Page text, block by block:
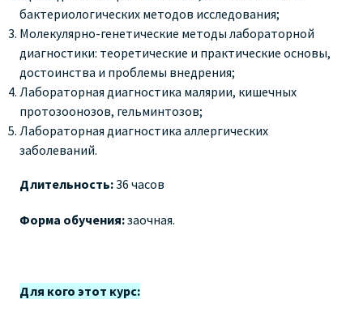
бактериологических методов исследования;
Молекулярно-генетические методы лабораторной
диагностики: теоретические и практические основы,
достоинства и проблемы внедрения;
Лабораторная диагностика малярии, кишечных
протозоонозов, гельминтозов;
Лабораторная диагностика аллергических
заболеваний.
Длительность:36 часов
Форма обучения:заочная.
Для кого этот курс: